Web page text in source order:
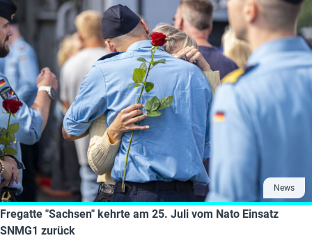
News
Fregatte "Sachsen" kehrte am 25. Juli vom Nato Einsatz
SNMG1 zurück